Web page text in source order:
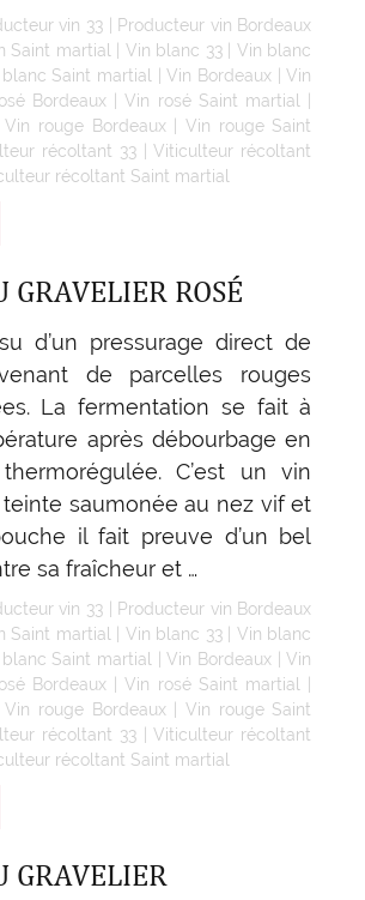
vin 33
Producteur vin Bordeaux
Saint martial| Vin blanc 33| Vin blanc
Saint martial |Vin Bordeaux|Vin
Bordeaux|Vin rosé Saint martial
Vin rouge Bordeaux| Vin rouge Saint
récoltant 33|Viticulteur récoltant
récoltant Saint martial
GRAVELIER ROSÉ
d’un pressurage direct de
de parcelles rouges
La fermentation se fait à
après débourbage en
C’est un vin
teinte saumonée au nez vif et
il fait preuve d’un bel
sa fraîcheur et …
vin 33
Producteur vin Bordeaux
Saint martial| Vin blanc 33| Vin blanc
Saint martial |Vin Bordeaux|Vin
Bordeaux|Vin rosé Saint martial
Vin rouge Bordeaux| Vin rouge Saint
récoltant 33|Viticulteur récoltant
récoltant Saint martial
GRAVELIER